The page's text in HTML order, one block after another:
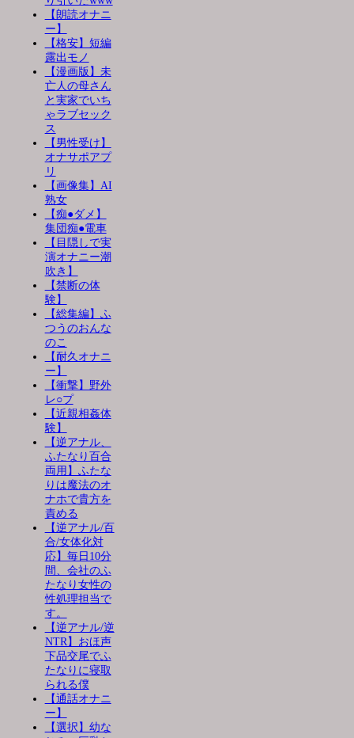
【朗読オナニ
ー】
【格安】短編
露出モノ
【漫画版】未
亡人の母さん
と実家でいち
ゃラブセック
ス
【男性受け】
オナサポアプ
リ
【画像集】AI
熟女
【痴●ダメ】
集団痴●電車
【目隠しで実
演オナニー潮
吹き】
【禁断の体
験】
【総集編】ふ
つうのおんな
のこ
【耐久オナニ
ー】
【衝撃】野外
レ○プ
【近親相姦体
験】
【逆アナル、
ふたなり百合
両用】ふたな
りは魔法のオ
ナホで貴方を
責める
【逆アナル/百
合/女体化対
応】毎日10分
間、会社のふ
たなり女性の
性処理担当で
す。
【逆アナル/逆
NTR】おほ声
下品交尾でふ
たなりに寝取
られる僕
【通話オナニ
ー】
【選択】幼な